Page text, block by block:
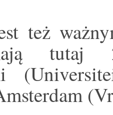
też
tutaj